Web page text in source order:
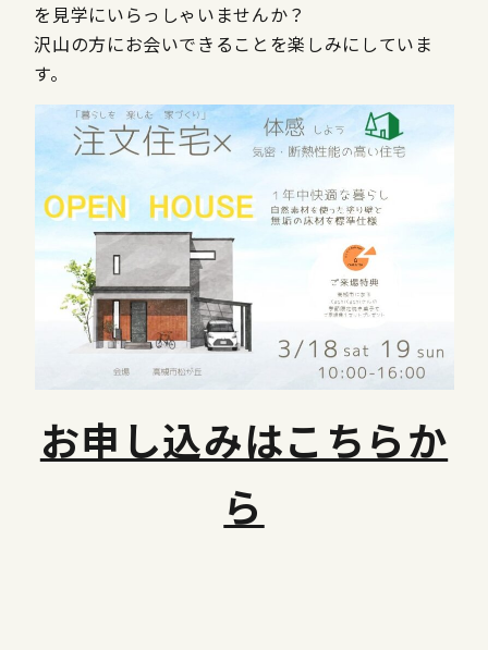
を見学にいらっしゃいませんか？
沢山の方にお会いできることを楽しみにしていま
す。
お申し込みはこちらか
ら